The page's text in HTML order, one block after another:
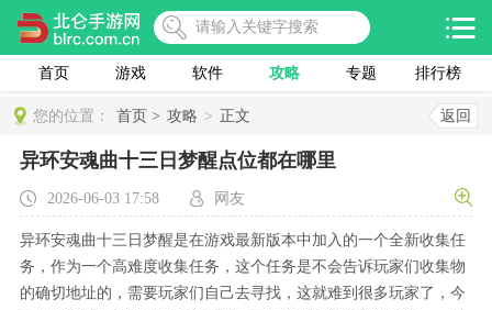
首页 游戏 软件 攻略 专题 排行榜
返回
您的位置： 首页 > 攻略 > 正文
异环安魂曲十三日梦醒点位都在哪里
2026-06-03 17:58 网友
异环安魂曲十三日梦醒是在游戏最新版本中加入的一个全新收集任
务，作为一个高难度收集任务，这个任务是不会告诉玩家们收集物
的确切地址的，需要玩家们自己去寻找，这就难到很多玩家了，今